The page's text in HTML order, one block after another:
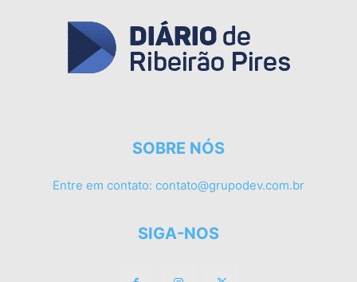
SOBRE NÓS
Entre em contato: contato@grupodev.com.br
SIGA-NOS